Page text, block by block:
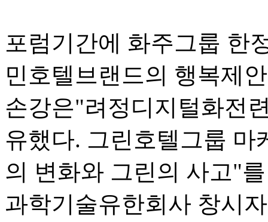
포럼기간에 화주그룹 한
민호텔브랜드의 행복제
손강은"려정디지털화전
유했다. 그린호텔그룹
의 변화와 그린의 사고"
과학기술유한회사 창시